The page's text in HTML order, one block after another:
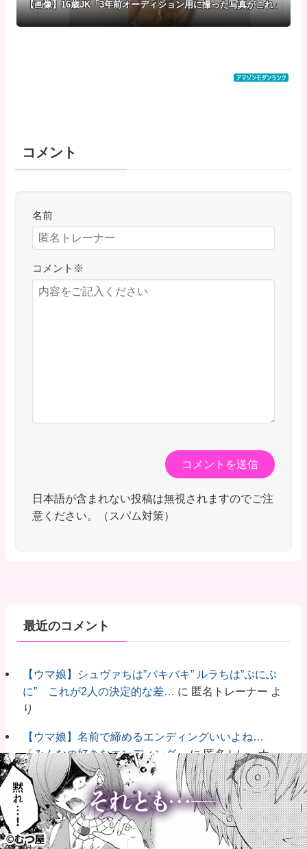
【画像】16歳JK「3年前オーディション用に撮った写真がこれ」
コメント
名前
コメント ※
日本語が含まれない投稿は無視されますのでご注
意ください。（スパム対策）
最近のコメント
【ウマ娘】シュヴァちは”バキバキ” ルラちは”ぷにぷ
に” これが2人の決定的な差…
に 匿名トレーナー よ
り
【ウマ娘】名前で締めるエンディングいいよね…
「みんなの好きなエンディング」に匿名トレーナー
より
【ウマ娘】これはとても気をつけてる有能イラス
ト。に匿名トレーナーより
【ウマ娘】サークル申請してきたトレーナーのコメ